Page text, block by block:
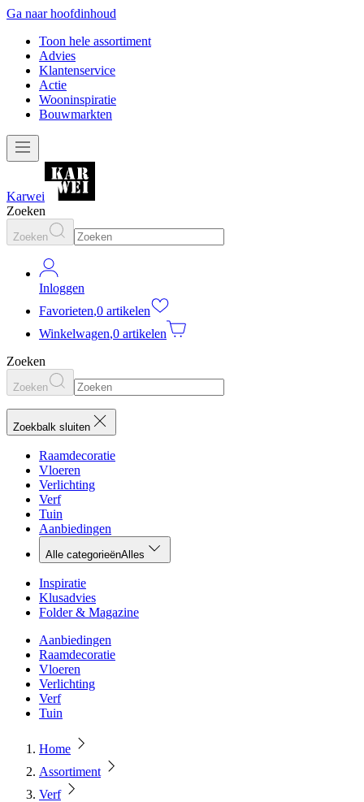
Ga naar hoofdinhoud
Toon hele assortiment
Advies
Klantenservice
Actie
Wooninspiratie
Bouwmarkten
Karwei
Zoeken
Zoeken
Inloggen
Favorieten,0 artikelen
Winkelwagen,0 artikelen
Zoeken
Zoeken
Zoekbalk sluiten
Raamdecoratie
Vloeren
Verlichting
Verf
Tuin
Aanbiedingen
Alle categorieënAlles
Inspiratie
Klusadvies
Folder & Magazine
Aanbiedingen
Raamdecoratie
Vloeren
Verlichting
Verf
Tuin
Home
Assortiment
Verf